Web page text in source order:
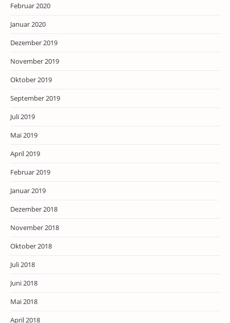
Februar 2020
Januar 2020
Dezember 2019
November 2019
Oktober 2019
September 2019
Juli 2019
Mai 2019
April 2019
Februar 2019
Januar 2019
Dezember 2018
November 2018
Oktober 2018
Juli 2018
Juni 2018
Mai 2018
April 2018